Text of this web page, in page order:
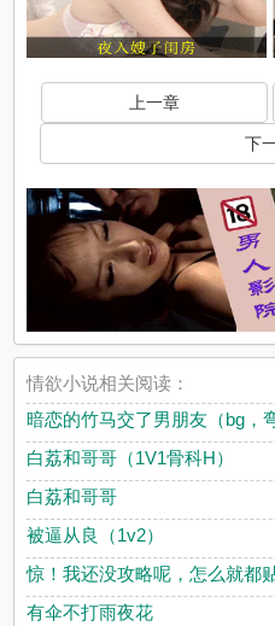
上一章
下
情欲小说相关阅读：
暗恋的竹马交了男朋友（bg，
白荔和哥哥（1V1骨科H）
白荔和哥哥
被逼从良（1v2）
惊！我还没攻略呢，怎么就都
有伞不打雨夜花